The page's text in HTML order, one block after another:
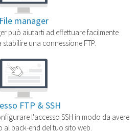
File manager
può aiutarti ad effettuare facilmente
una connessione FTP.
FTP & SSH
l'accesso SSH in modo da avere
al back-end del tuo sito web.